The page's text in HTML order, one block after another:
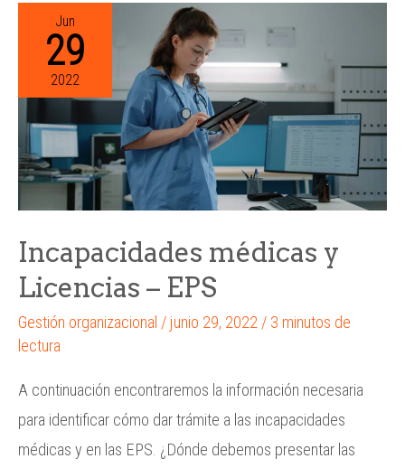
Jun
29
2022
Incapacidades médicas y
Licencias – EPS
Gestión organizacional / junio 29, 2022 / 3 minutos de
lectura
A continuación encontraremos la información necesaria
para identificar cómo dar trámite a las incapacidades
médicas y en las EPS. ¿Dónde debemos presentar las